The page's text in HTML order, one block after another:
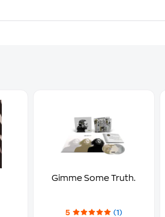
Gimme Some Truth.
5 (1)